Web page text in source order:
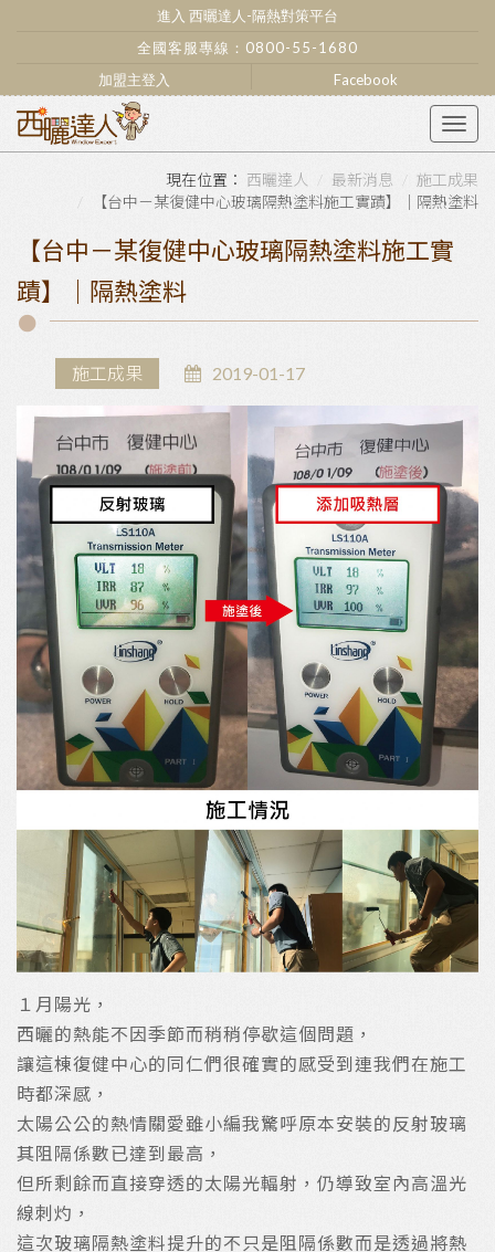
進入 西曬達人-隔熱對策平台
全國客服專線： 0800-55-1680
加盟主登入
Facebook
西曬達人 最新消息
施工成果
【台中－某復健中心玻璃隔熱塗料施工實蹟】｜隔熱塗料
【台中－某復健中心玻璃隔熱塗料施工實
蹟】｜隔熱塗料
施工成果 2019-01-17
１月陽光，
西曬的熱能不因季節而稍稍停歇這個問題，
讓這棟復健中心的同仁們很確實的感受到連我們在施工
時都深感，
太陽公公的熱情關愛雖小編我驚呼原本安裝的反射玻璃
其阻隔係數已達到最高，
但所剩餘而直接穿透的太陽光輻射，仍導致室內高溫光
線刺灼，
這次玻璃隔熱塗料提升的不只是阻隔係數而是透過將熱